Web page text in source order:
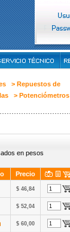
> Repuestos de
> Potenciómetros
en pesos
Precio
$ 46,84
$ 52,04
$ 60,00